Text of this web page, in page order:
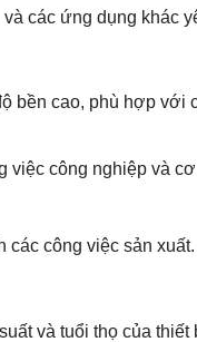
các ứng dụng khác
bền cao, phù hợp với
việc công nghiệp và
các công việc sản xuất.
và tuổi thọ của thiết